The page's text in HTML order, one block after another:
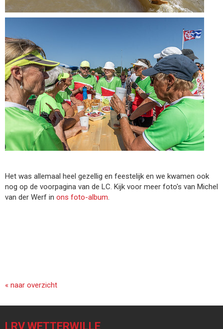
Het was allemaal heel gezellig en feestelijk en we kwamen ook
nog op de voorpagina van de LC. Kijk voor meer foto's van Michel
van der Werf in ons foto-album.
« naar overzicht
LRV WETTERWILLE